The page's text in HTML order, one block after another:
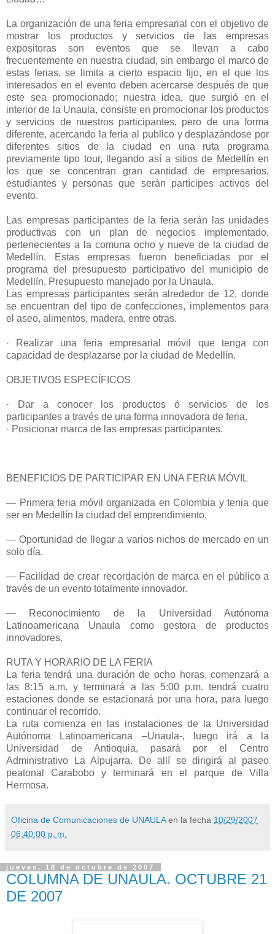
La organización de una feria empresarial con el objetivo de
mostrar los productos y servicios de las empresas
expositoras son eventos que se llevan a cabo
frecuentemente en nuestra ciudad, sin embargo el marco de
estas ferias, se limita a cierto espacio fijo, en el que los
interesados en el evento deben acercarse después de que
este sea promocionado; nuestra idea, que surgió en el
interior de la Unaula, consiste en promocionar los productos
y servicios de nuestros participantes, pero de una forma
diferente, acercando la feria al publico y desplazándose por
diferentes sitios de la ciudad en una ruta programa
previamente tipo tour, llegando así a sitios de Medellín en
los que se concentran gran cantidad de empresarios,
estudiantes y personas que serán partícipes activos del
evento.
Las empresas participantes de la feria serán las unidades
productivas con un plan de negocios implementado,
pertenecientes a la comuna ocho y nueve de la ciudad de
Medellín. Estas empresas fueron beneficiadas por el
programa del presupuesto participativo del municipio de
Medellín, Presupuesto manejado por la Unaula.
Las empresas participantes serán alrededor de 12, donde
se encuentran del tipo de confecciones, implementos para
el aseo, alimentos, madera, entre otras.
· Realizar una feria empresarial móvil que tenga con
capacidad de desplazarse por la ciudad de Medellín.
OBJETIVOS ESPECÍFICOS
· Dar a conocer los productos ó servicios de los
participantes a través de una forma innovadora de feria.
· Posicionar marca de las empresas participantes.
BENEFICIOS DE PARTICIPAR EN UNA FERIA MÓVIL
— Primera feria móvil organizada en Colombia y tenia que
ser en Medellín la ciudad del emprendimiento.
— Oportunidad de llegar a varios nichos de mercado en un
solo día.
— Facilidad de crear recordación de marca en el público a
través de un evento totalmente innovador.
— Reconocimiento de la Universidad Autónoma
Latinoamericana Unaula como gestora de productos
innovadores.
RUTA Y HORARIO DE LA FERIA
La feria tendrá una duración de ocho horas, comenzará a
las 8:15 a.m. y terminará a las 5:00 p.m. tendrá cuatro
estaciones donde se estacionará por una hora, para luego
continuar el recorrido.
La ruta comienza en las instalaciones de la Universidad
Autónoma Latinoamericana –Unaula-, luego irá a la
Universidad de Antioquia, pasará por el Centro
Administrativo La Alpujarra. De allí se dirigirá al paseo
peatonal Carabobo y terminará en el parque de Villa
Hermosa.
Oficina de Comunicaciones de UNAULA en la fecha 10/29/2007
06:40:00 p. m.
jueves, 18 de octubre de 2007
COLUMNA DE UNAULA. OCTUBRE 21
DE 2007